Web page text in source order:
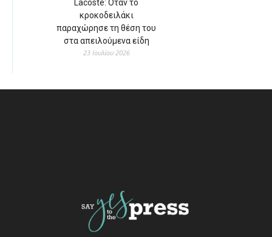
Lacoste: Όταν το
κροκοδειλάκι
παραχώρησε τη θέση του
στα απειλούμενα είδη
23 Ιουλίου 2026